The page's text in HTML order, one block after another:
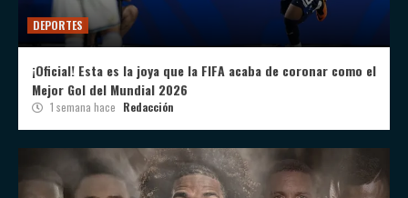
DEPORTES
¡Oficial! Esta es la joya que la FIFA acaba de coronar como el
Mejor Gol del Mundial 2026
1 semana hace Redacción